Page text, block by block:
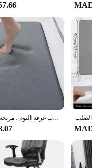
رغوة الذاكرة عدم الانزلاق حمام حصيرة ، لينة البساط ، سوبر امتصاص الماء ، آلة غسل ، سميكة ، أسهل لتجف ، باب غرفة النوم ، مريحة ، 1 قطعة